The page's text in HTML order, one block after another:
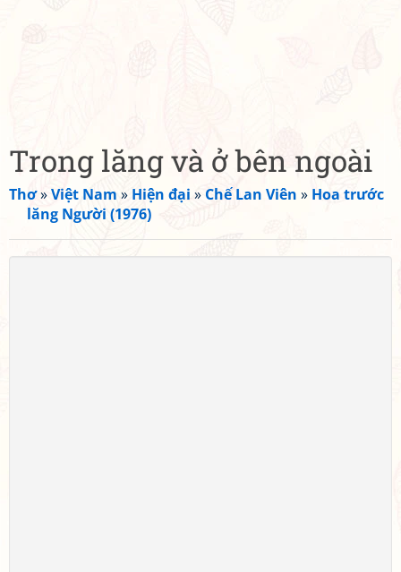
Trong lăng và ở bên ngoài
Thơ»Việt Nam » Hiện đại » Chế Lan Viên » Hoa trước
lăng Người (1976)